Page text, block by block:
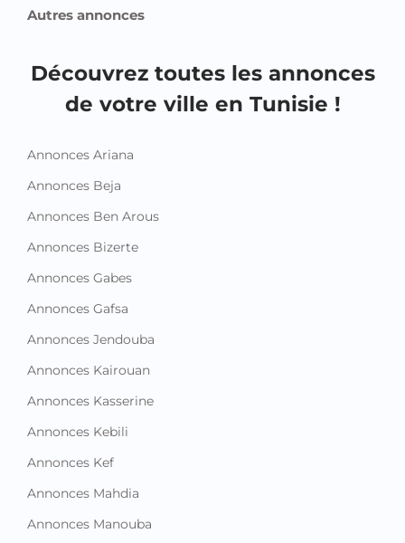
Autres annonces
Découvrez toutes les annonces
de votre ville en Tunisie !
Annonces Ariana
Annonces Beja
Annonces Ben Arous
Annonces Bizerte
Annonces Gabes
Annonces Gafsa
Annonces Jendouba
Annonces Kairouan
Annonces Kasserine
Annonces Kebili
Annonces Kef
Annonces Mahdia
Annonces Manouba